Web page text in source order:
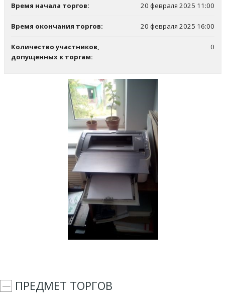
Время начала торгов: 20 февраля 2025 11:00
Время окончания торгов: 20 февраля 2025 16:00
Количество участников,
допущенных к торгам:
0
ПРЕДМЕТ ТОРГОВ